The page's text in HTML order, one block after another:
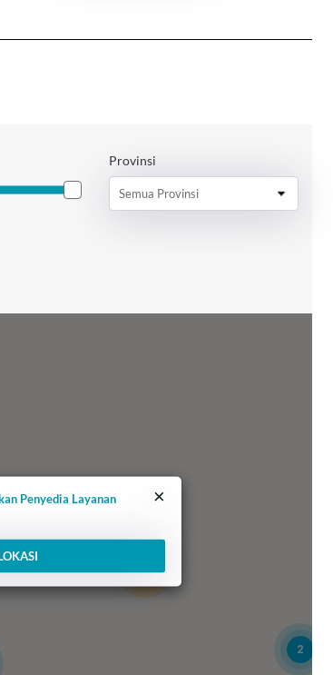
Provinsi
Semua Provinsi
2
Penyedia Layanan
×